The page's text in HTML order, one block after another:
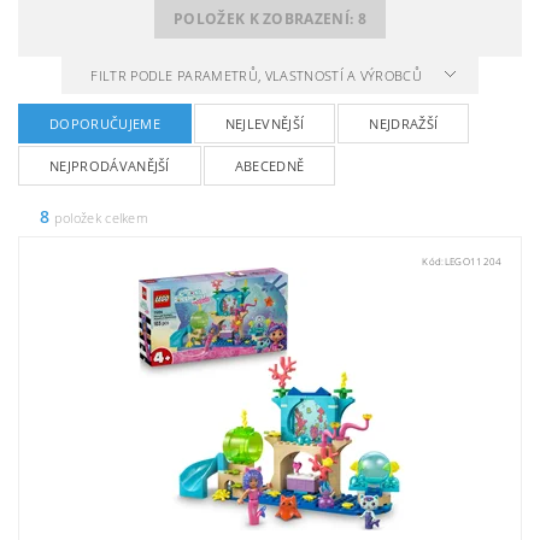
POLOŽEK K ZOBRAZENÍ: 8
FILTR PODLE PARAMETRŮ, VLASTNOSTÍ A VÝROBCŮ
DOPORUČUJEME NEJLEVNĚJŠÍ NEJDRAŽŠÍ
NEJPRODÁVANĚJŠÍ ABECEDNĚ
8 položek celkem
Kód: LEGO11204